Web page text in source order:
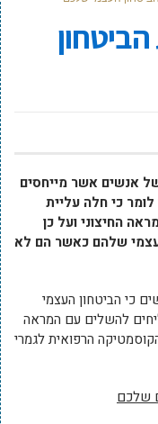
אנשים אשר מייחסים
כי חלה עליית
החיצוני ועל כן
שלהם כאשר הם לא
כי הביטחון העצמי
להשלים עם המראה
הרפואית לגמרי
שלכם